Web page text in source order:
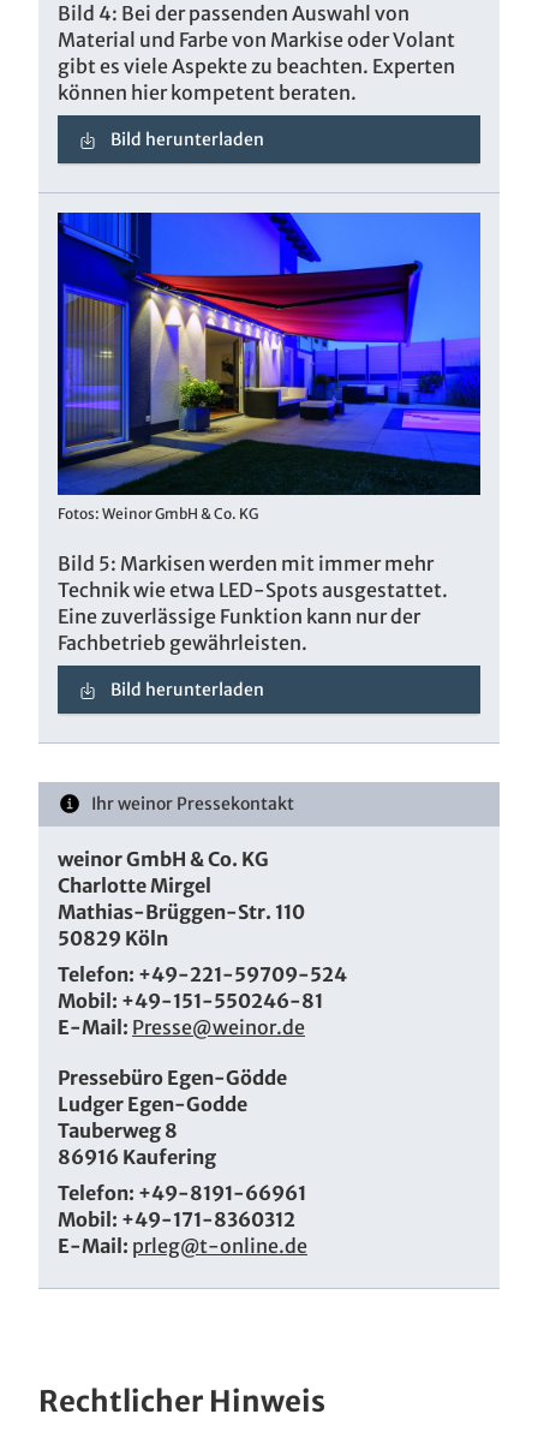
Bild 4: Bei der passenden Auswahl von
Material und Farbe von Markise oder Volant
gibt es viele Aspekte zu beachten. Experten
können hier kompetent beraten.
Bild herunterladen
Fotos: Weinor GmbH & Co. KG
Bild 5: Markisen werden mit immer mehr
Technik wie etwa LED-Spots ausgestattet.
Eine zuverlässige Funktion kann nur der
Fachbetrieb gewährleisten.
Bild herunterladen
Ihr weinor Pressekontakt
weinor GmbH & Co. KG
Charlotte Mirgel
Mathias-Brüggen-Str. 110
50829 Köln
Telefon: +49-221-59709-524
Mobil: +49-151-550246-81
E-Mail: Presse@weinor.de
Pressebüro Egen-Gödde
Ludger Egen-Godde
Tauberweg 8
86916 Kaufering
Telefon: +49-8191-66961
Mobil: +49-171-8360312
E-Mail: prleg@t-online.de
Rechtlicher Hinweis